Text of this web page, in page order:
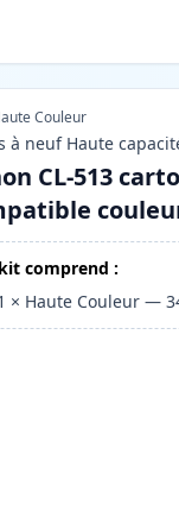
Couleur
à neuf Haute
CL-513
comprend :
× Haute Couleur —